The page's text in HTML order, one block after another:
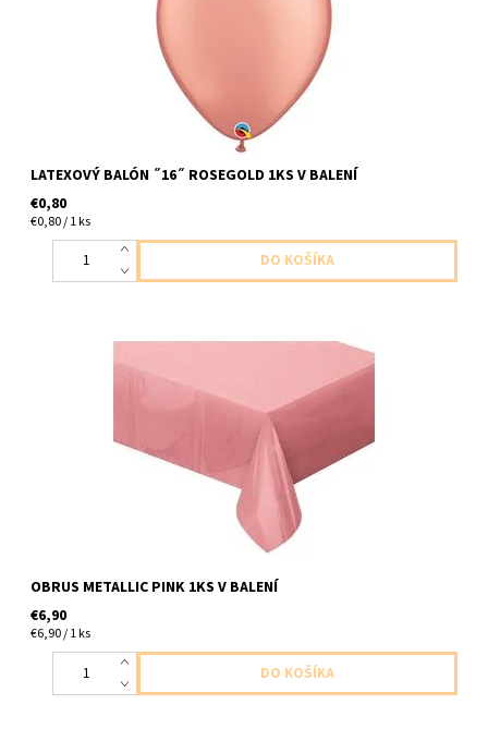
LATEXOVÝ BALÓN ˝16˝ ROSEGOLD 1KS V BALENÍ
€0,80
€0,80 / 1 ks
plastovy leskly obrus ruzovo metalicky az ruzovo zlaty 1ks v
baleni velkost 1,37 x 1,83m
OBRUS METALLIC PINK 1KS V BALENÍ
€6,90
€6,90 / 1 ks